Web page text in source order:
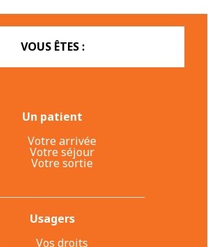
VOUS ÊTES :
Un patient
Votre arrivée
Votre séjour
Votre sortie
Usagers
Vos droits